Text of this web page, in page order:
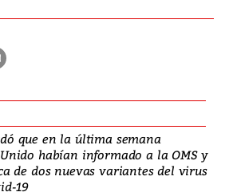
que en la última semana
habían informado a la OMS y
de dos nuevas variantes del virus
19